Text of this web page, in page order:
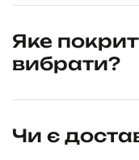
Яке
вибрати?
Чи є